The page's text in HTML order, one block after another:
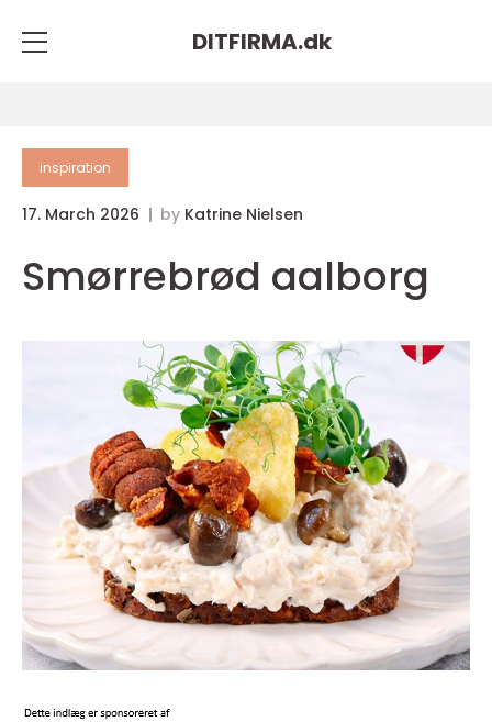
DITFIRMA.dk
inspiration
17. March 2026 by Katrine Nielsen
Smørrebrød aalborg